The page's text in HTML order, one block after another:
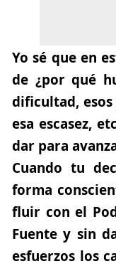
Yo sé que en
de ¿por qué
dificultad,
esa escasez,
dar para
Cuando tu
forma
fluir con el
Fuente y sin
esfuerzos los